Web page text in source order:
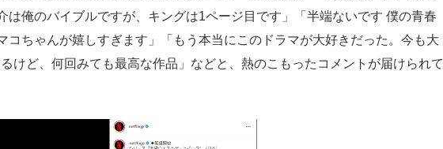
は俺のバイブルですが、キングは1ページ目です」「半端ないです 僕の青春
ちゃんが嬉しすぎます」「もう本当にこのドラマが大好きだった。今も大
けど、何回みても最高な作品」などと、熱のこもったコメントが届けられて